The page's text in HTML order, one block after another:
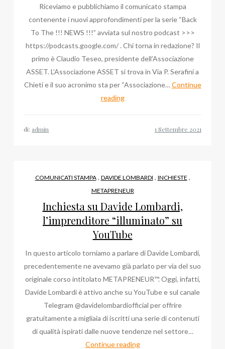
Riceviamo e pubblichiamo il comunicato stampa
contenente i nuovi approfondimenti per la serie “Back
To The !!! NEWS !!!” avviata sul nostro podcast >>>
https://podcasts.google.com/ . Chi torna in redazione? Il
primo è Claudio Teseo, presidente dell’Associazione
ASSET. L’Associazione ASSET si trova in Via P. Serafini a
Chieti e il suo acronimo sta per “Associazione…Continue
readingDa
Teseo,
Gianluigi
Rosafio
e
Guido
Delle
Piane!
di: admin
COMUNICATI STAMPA, DAVIDE LOMBARDI , INCHIESTE ,
METAPRENEUR
Inchiesta su Davide Lombardi,
l’imprenditore “illuminato” su
YouTube
In questo articolo torniamo a parlare di Davide Lombardi,
precedentemente ne avevamo già parlato per via del suo
originale corso intitolato METAPRENEUR™. Oggi, infatti,
Davide Lombardi è attivo anche su YouTube e sul canale
Telegram @davidelombardiofficial per offrire
gratuitamente a migliaia di iscritti una serie di contenuti
di qualità ispirati dalle nuove tendenze nel settore…
Continue readingInchiesta